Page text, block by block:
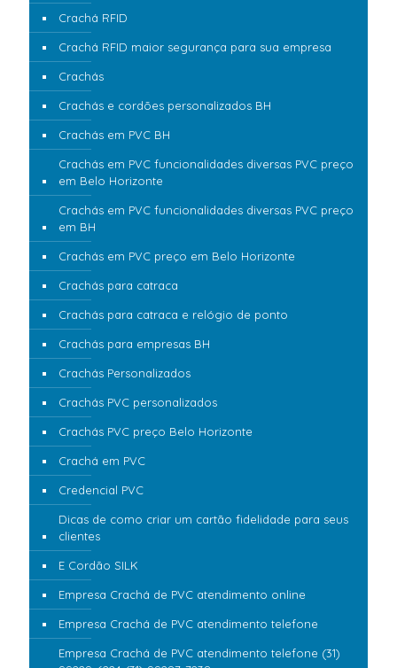
Crachá RFID
Crachá RFID maior segurança para sua empresa
Crachás
Crachás e cordões personalizados BH
Crachás em PVC BH
Crachás em PVC funcionalidades diversas PVC preço
em Belo Horizonte
Crachás em PVC funcionalidades diversas PVC preço
em BH
Crachás em PVC preço em Belo Horizonte
Crachás para catraca
Crachás para catraca e relógio de ponto
Crachás para empresas BH
Crachás Personalizados
Crachás PVC personalizados
Crachás PVC preço Belo Horizonte
Crachá em PVC
Credencial PVC
Dicas de como criar um cartão fidelidade para seus
clientes
E Cordão SILK
Empresa Crachá de PVC atendimento online
Empresa Crachá de PVC atendimento telefone
Empresa Crachá de PVC atendimento telefone (31)